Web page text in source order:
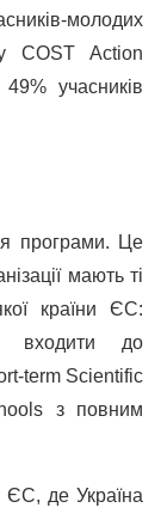
молодих
COST Action
учасників
програми. Це
мають ті
країни ЄС:
входити до
term Scientific
з повним
ЄС, де Україна